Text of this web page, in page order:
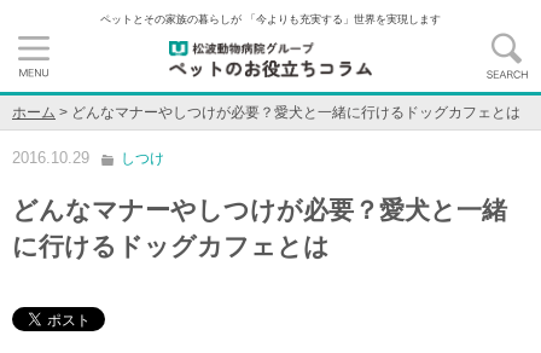
ペットとその家族の暮らしが 「今よりも充実する」世界を実現します
ホーム > どんなマナーやしつけが必要？愛犬と一緒に行けるドッグカフェとは
2016.10.29 しつけ
どんなマナーやしつけが必要？愛犬と一緒
に行けるドッグカフェとは